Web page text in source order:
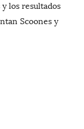
los resultados
Scoones y